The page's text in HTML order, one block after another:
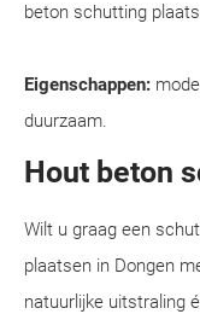
beton schutting
Eigenschappen:
duurzaam.
Hout beton
Wilt u graag een
plaatsen in Dongen
natuurlijke uitstraling